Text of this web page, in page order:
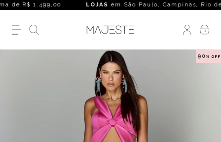
de R$ 1.499,00 LOJASem São Paulo, Campinas, Rio de
0
90 % OFF